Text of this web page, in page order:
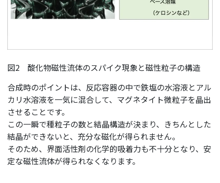
図2 酸化物磁性流体のスパイク現象と磁性粒子の構造
合成時のポイントは、反応容器の中で鉄塩の水溶液とアル
カリ水溶液を一気に混合して、マグネタイト微粒子を晶出
させることです。
この一瞬で種粒子の数と結晶構造が決まり、きちんとした
結晶ができないと、充分な磁化が得られません。
そのため、界面活性剤の化学的吸着力も不十分となり、安
定な磁性流体が得られなくなります。